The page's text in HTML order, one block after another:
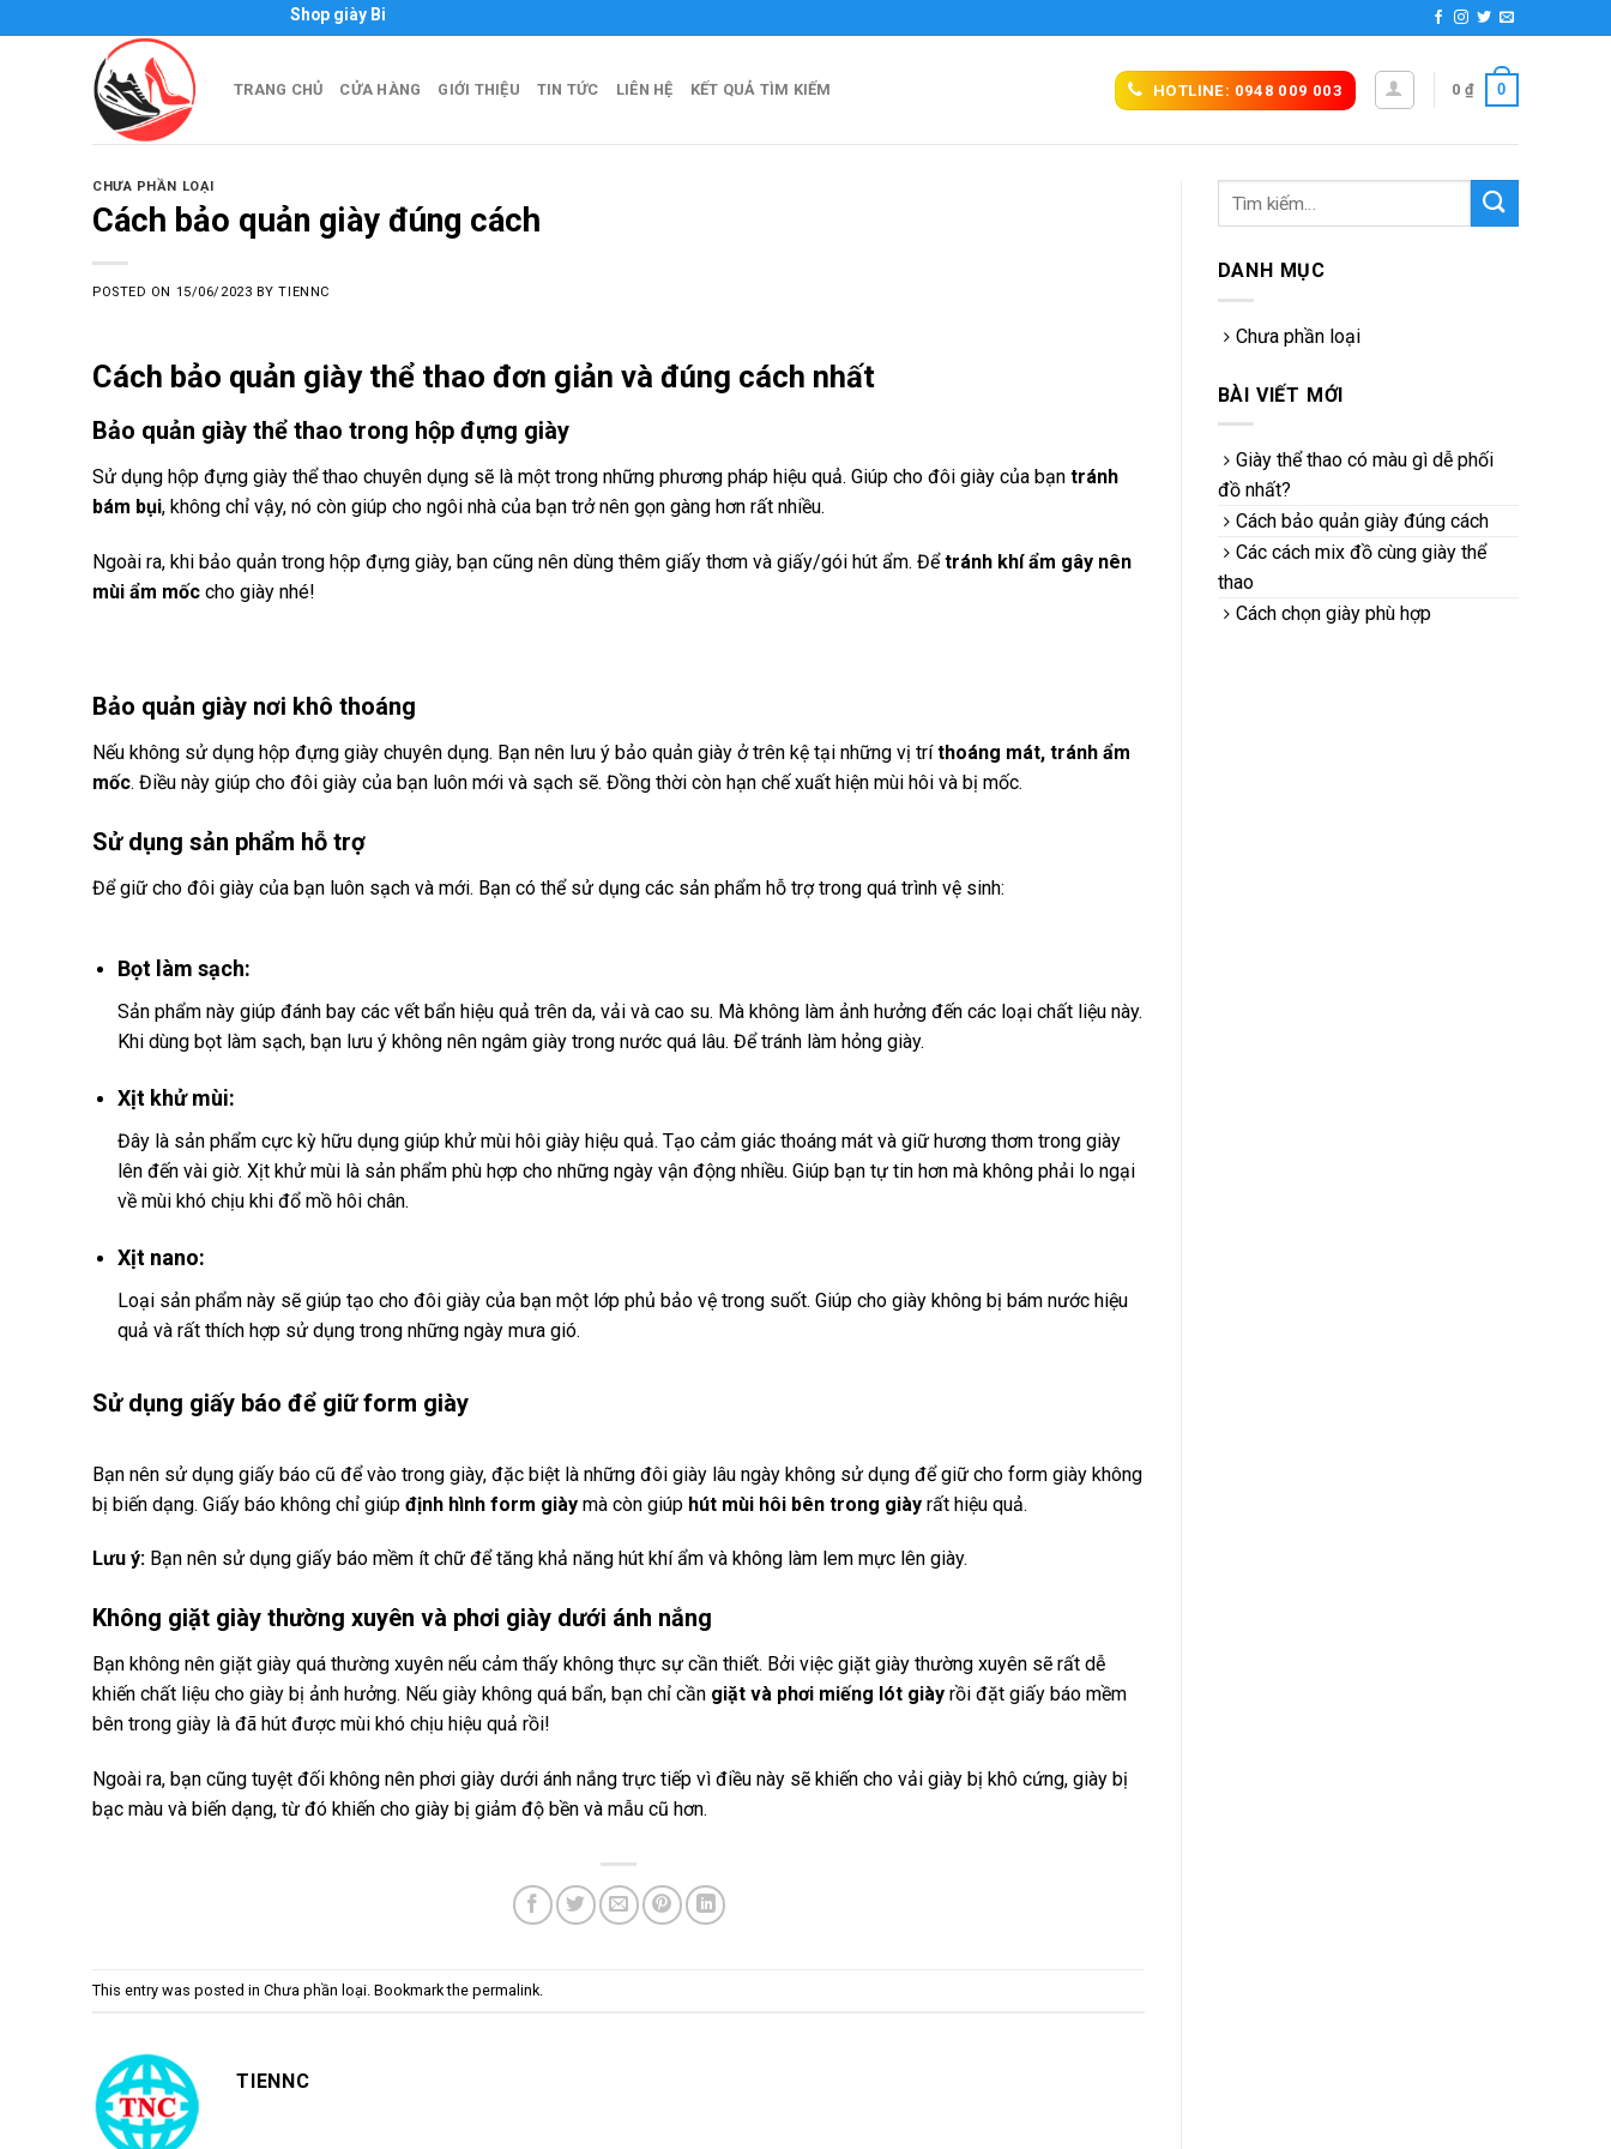
to
Shop giày Biên Hòa - Thái Hòa Official
TRANG CHỦ CỬA HÀNG GIỚI THIỆU TIN TỨC LIÊN HỆ KẾT QUẢ TÌM KIẾM HOTLINE: 0948 009 003 0 ₫ 0
CHƯA PHẦN LOẠI
Cách bảo quản giày đúng cách
POSTED ON 15/06/2023 BYTIENNC
Cách bảo quản giày thể thao đơn giản và đúng cách nhất
Bảo quản giày thể thao trong hộp đựng giày
Sử dụng hộp đựng giày thể thao chuyên dụng sẽ là một trong những phương pháp hiệu quả. Giúp cho đôi giày của bạn tránh
bám bụi, không chỉ vậy, nó còn giúp cho ngôi nhà của bạn trở nên gọn gàng hơn rất nhiều.
Ngoài ra, khi bảo quản trong hộp đựng giày, bạn cũng nên dùng thêm giấy thơm và giấy/gói hút ẩm. Đểtránh khí ẩm gây nên
mùi ẩm mốc cho giày nhé!
Bảo quản giày nơi khô thoáng
Nếu không sử dụng hộp đựng giày chuyên dụng. Bạn nên lưu ý bảo quản giày ở trên kệ tại những vị tríthoáng mát, tránh ẩm
mốc. Điều này giúp cho đôi giày của bạn luôn mới và sạch sẽ. Đồng thời còn hạn chế xuất hiện mùi hôi và bị mốc.
Sử dụng sản phẩm hỗ trợ
Để giữ cho đôi giày của bạn luôn sạch và mới. Bạn có thể sử dụng các sản phẩm hỗ trợ trong quá trình vệ sinh:
Bọt làm sạch:
Sản phẩm này giúp đánh bay các vết bẩn hiệu quả trên da, vải và cao su. Mà không làm ảnh hưởng đến các loại chất liệu này.
Khi dùng bọt làm sạch, bạn lưu ý không nên ngâm giày trong nước quá lâu. Để tránh làm hỏng giày.
Xịt khử mùi:
Đây là sản phẩm cực kỳ hữu dụng giúp khử mùi hôi giày hiệu quả. Tạo cảm giác thoáng mát và giữ hương thơm trong giày
lên đến vài giờ. Xịt khử mùi là sản phẩm phù hợp cho những ngày vận động nhiều. Giúp bạn tự tin hơn mà không phải lo ngại
về mùi khó chịu khi đổ mồ hôi chân.
Xịt nano:
Loại sản phẩm này sẽ giúp tạo cho đôi giày của bạn một lớp phủ bảo vệ trong suốt. Giúp cho giày không bị bám nước hiệu
quả và rất thích hợp sử dụng trong những ngày mưa gió.
Sử dụng giấy báo để giữ form giày
Bạn nên sử dụng giấy báo cũ để vào trong giày, đặc biệt là những đôi giày lâu ngày không sử dụng để giữ cho form giày không
bị biến dạng. Giấy báo không chỉ giúp định hình form giày mà còn giúp hút mùi hôi bên trong giày rất hiệu quả.
Lưu ý: Bạn nên sử dụng giấy báo mềm ít chữ để tăng khả năng hút khí ẩm và không làm lem mực lên giày.
Không giặt giày thường xuyên và phơi giày dưới ánh nắng
Bạn không nên giặt giày quá thường xuyên nếu cảm thấy không thực sự cần thiết. Bởi việc giặt giày thường xuyên sẽ rất dễ
khiến chất liệu cho giày bị ảnh hưởng. Nếu giày không quá bẩn, bạn chỉ cần giặt và phơi miếng lót giày rồi đặt giấy báo mềm
bên trong giày là đã hút được mùi khó chịu hiệu quả rồi!
Ngoài ra, bạn cũng tuyệt đối không nên phơi giày dưới ánh nắng trực tiếp vì điều này sẽ khiến cho vải giày bị khô cứng, giày bị
bạc màu và biến dạng, từ đó khiến cho giày bị giảm độ bền và mẫu cũ hơn.
This entry was posted in Chưa phần loại . Bookmark the permalink
TIENNC
DANH MỤC
Chưa phần loại
BÀI VIẾT MỚI
Giày thể thao có màu gì dễ phối
đồ nhất?
Cách bảo quản giày đúng cách
Các cách mix đồ cùng giày thể
thao
Cách chọn giày phù hợp